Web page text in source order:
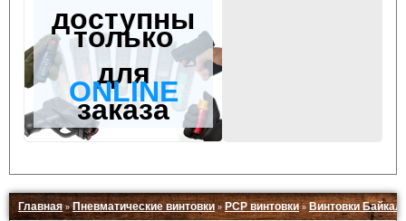
доступны
только
для
ONLINE
заказа
Главная»Пневматические винтовки » PCP винтовки»Винтовки Байкал